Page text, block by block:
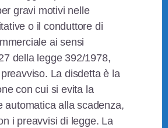
gravi motivi nelle
o il conduttore di
ai sensi
della legge 392/1978,
La disdetta è la
con cui si evita la
automatica alla scadenza,
i preavvisi di legge. La